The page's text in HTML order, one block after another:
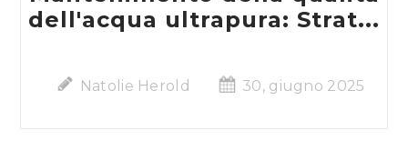
dell'acqua ultrapura: Strat...
Natolie Herold 30, giugno 2025